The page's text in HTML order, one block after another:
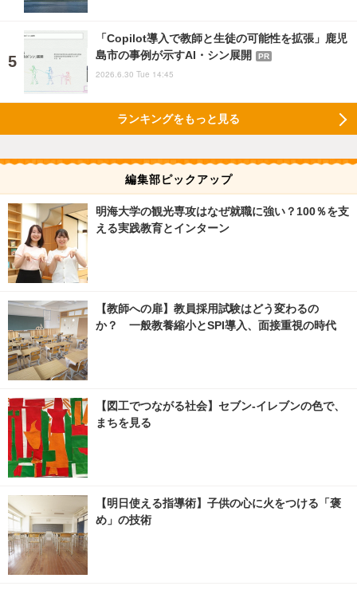
「Copilot導入で教師と生徒の可能性を拡張」鹿児
島市の事例が示すAI・シン展開
PR
2026.6.30 Tue 14:45
ランキングをもっと見る
編集部ピックアップ
明海大学の観光専攻はなぜ就職に強い？100％を支
える実践教育とインターン
【教師への扉】教員採用試験はどう変わるの
か？ 一般教養縮小とSPI導入、面接重視の時代
【図工でつながる社会】セブン‐イレブンの色で、
まちを見る
【明日使える指導術】子供の心に火をつける「褒
め」の技術